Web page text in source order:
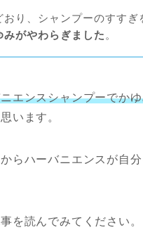
おり、シャンプーのすす
みがやわらぎました 。
エンスシャンプーでか
います。
らハーバニエンスが自
を読んでみてください。